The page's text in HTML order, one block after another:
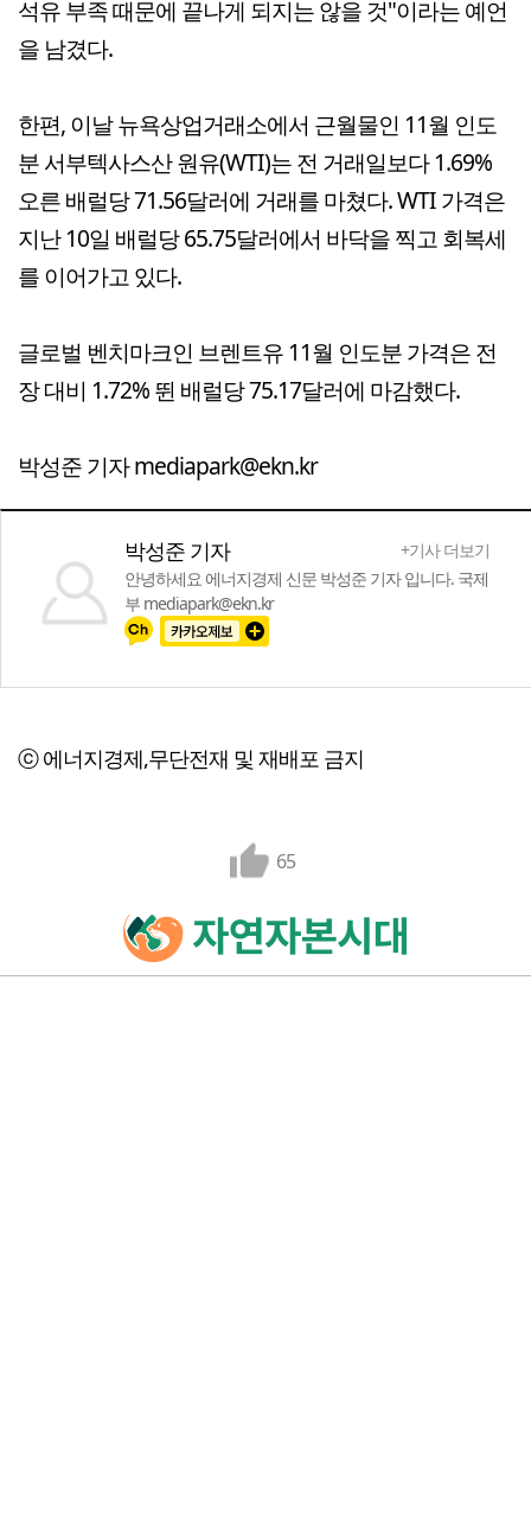
석유 부족 때문에 끝나게 되지는 않을 것"이라는 예언
을 남겼다.
한편, 이날 뉴욕상업거래소에서 근월물인 11월 인도
분 서부텍사스산 원유(WTI)는 전 거래일보다 1.69%
오른 배럴당 71.56달러에 거래를 마쳤다. WTI 가격은
지난 10일 배럴당 65.75달러에서 바닥을 찍고 회복세
를 이어가고 있다.
글로벌 벤치마크인 브렌트유 11월 인도분 가격은 전
장 대비 1.72% 뛴 배럴당 75.17달러에 마감했다.
박성준 기자 mediapark@ekn.kr
박성준 기자
+기사 더보기
안녕하세요 에너지경제 신문 박성준 기자 입니다. 국제
부 mediapark@ekn.kr
ⓒ 에너지경제,무단전재 및 재배포 금지
65